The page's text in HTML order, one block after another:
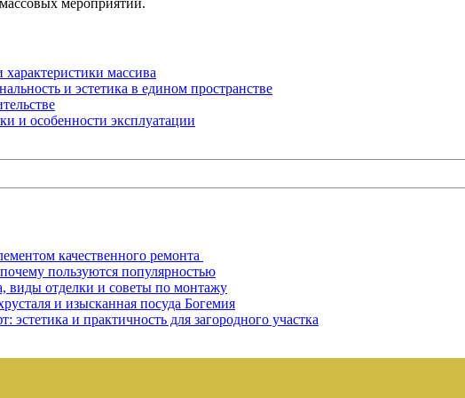
мероприятий.
массива
и эстетика в едином пространстве
и особенности эксплуатации
качественного ремонта
пользуются популярностью
отделки и советы по монтажу
и изысканная посуда Богемия
и практичность для загородного участка